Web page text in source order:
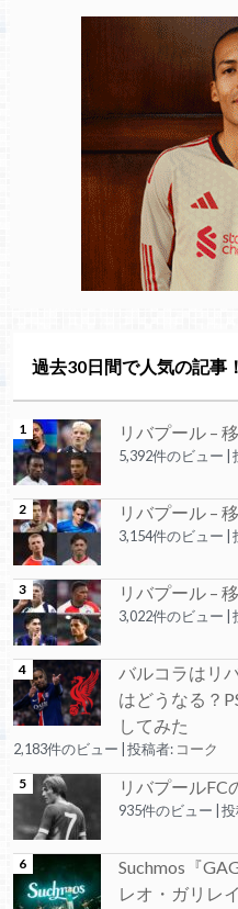
過去30日間で人気の記事！
リバプール –
5,392件のビュー
リバプール –
3,154件のビュー
リバプール –
3,022件のビュー
バルコラはリ
はどうなる？
してみた
2,183件のビュー 投稿者: コーク
リバプールFC
935件のビュー
Suchmos『
レオ・ガリレ